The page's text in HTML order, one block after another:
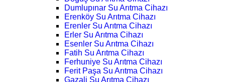
Dumlupınar Su Arıtma Cihazı
Erenköy Su Arıtma Cihazı
Erenler Su Arıtma Cihazı
Erler Su Arıtma Cihazı
Esenler Su Arıtma Cihazı
Fatih Su Arıtma Cihazı
Ferhuniye Su Arıtma Cihazı
Ferit Paşa Su Arıtma Cihazı
Gazali Su Arıtma Cihazı